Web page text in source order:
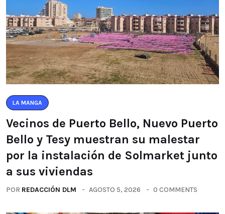
LA MANGA
Vecinos de Puerto Bello, Nuevo Puerto
Bello y Tesy muestran su malestar
por la instalación de Solmarket junto
a sus viviendas
POR REDACCIÓN DLM AGOSTO 5, 2026 0 COMMENTS